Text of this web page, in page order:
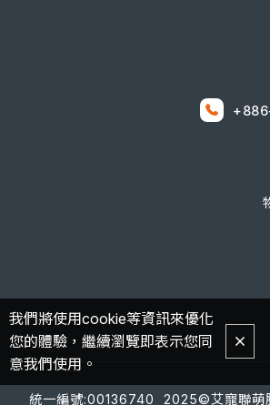
統一編號:00136740 2025©艾寵聯萌
我們將使用cookie等資訊來優化
您的體驗，繼續瀏覽即表示您同
意我們使用。